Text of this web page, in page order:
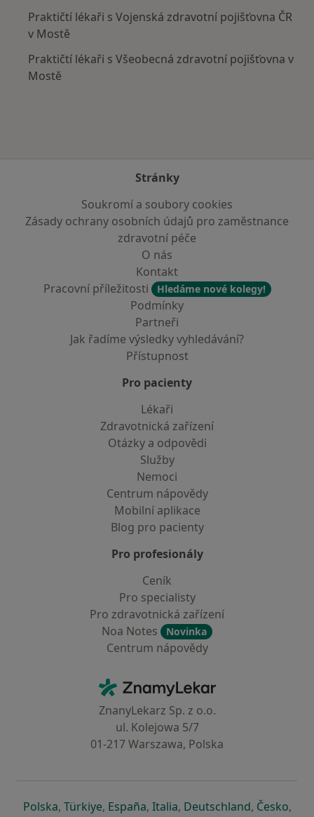
Praktičtí lékaři s Vojenská zdravotní pojišťovna ČR
v Mostě
Praktičtí lékaři s Všeobecná zdravotní pojišťovna v
Mostě
Stránky
Soukromí a soubory cookies
Zásady ochrany osobních údajů pro zaměstnance
zdravotní péče
O nás
Kontakt
Pracovní příležitosti
Hledáme nové kolegy!
Podmínky
Partneři
Jak řadíme výsledky vyhledávání?
Přístupnost
Pro pacienty
Lékaři
Zdravotnická zařízení
Otázky a odpovědi
Služby
Nemoci
Centrum nápovědy
Mobilní aplikace
Blog pro pacienty
Pro profesionály
Ceník
Pro specialisty
Pro zdravotnická zařízení
Noa Notes
Novinka
Centrum nápovědy
ZnamyLekar - Hlavní stránka
ZnanyLekarz Sp. z o.o.
ul. Kolejowa 5/7
01-217 Warszawa, Polska
Polskase otevře v nové záložce
, Türkiyese otevře v nové záložce
, Españase otevře v nové záložce
, Italiase otevře v nové záložce
, Deutschlandse otevře v
, Českose
,